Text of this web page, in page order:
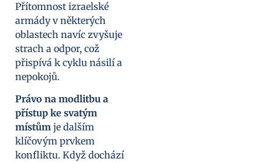
Přítomnost izraelské
armády v některých
oblastech navíc zvyšuje
strach a odpor, což
přispívá k cyklu násilí a
nepokojů.
Právo na modlitbu a
přístup ke svatým
místům je dalším
klíčovým prvkem
konfliktu. Když dochází